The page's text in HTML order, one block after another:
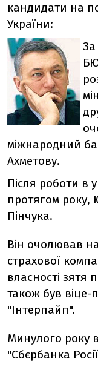
кандидати на
України:
міжнародний
Ахметову.
Після роботи в
протягом
Пінчука.
Він очолював
страхової
власності
також був віце-
"Інтерпайп".
Минулого року
"Сбєрбанка